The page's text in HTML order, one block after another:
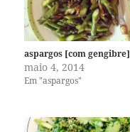
aspargos [com gengibre]
maio 4, 2014
Em "aspargos"